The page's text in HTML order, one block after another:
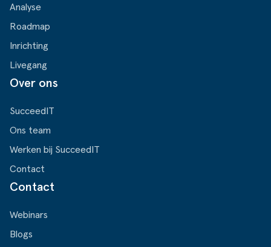
Analyse
Roadmap
Inrichting
Livegang
Over ons
SucceedIT
Ons team
Werken bij SucceedIT
Contact
Contact
Webinars
Blogs